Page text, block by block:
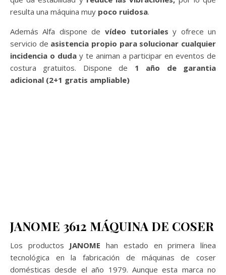
resulta una máquina muy poco ruidosa.
Además Alfa dispone de vídeo tutoriales y ofrece un
servicio de asistencia propio para solucionar cualquier
incidencia o duda y te animan a participar en eventos de
costura gratuitos. Dispone de 1 año de garantia
adicional (2+1 gratis ampliable)
JANOME 3612 MÁQUINA DE COSER
Los productos JANOME han estado en primera línea
tecnológica en la fabricación de máquinas de coser
domésticas desde el año 1979. Aunque esta marca no